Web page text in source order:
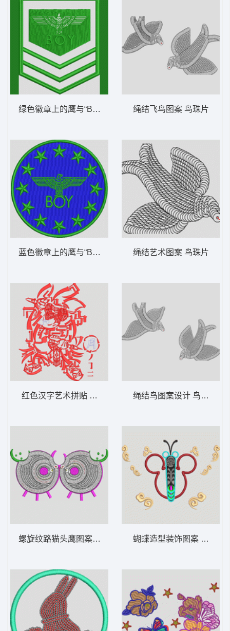
绿色徽章上的鹰与“BOY”字样 章仔 男装
蓝色徽章上的鹰与“BOY”字样 章仔 男装
红色汉字艺术拼贴 米奇
螺旋纹路猫头鹰图案 眼睛
绳结飞鸟图案 鸟珠片
绳结艺术图案 鸟珠片
绳结鸟图案设计 鸟珠片
蝴蝶造型装饰图案 蝴蝶